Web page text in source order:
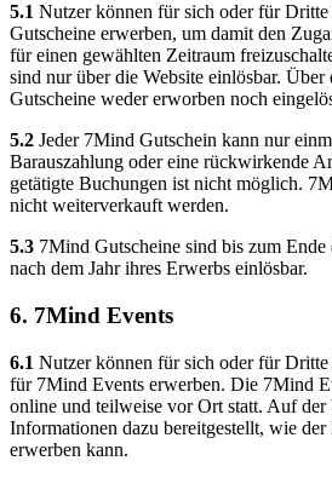
5.1 Nutzer können für sich oder für
Gutscheine erwerben, um damit den
für einen gewählten Zeitraum
sind nur über die Website einlösbar.
Gutscheine weder erworben noch
5.2 Jeder 7Mind Gutschein kann nur
Barauszahlung oder eine rückwirkende
getätigte Buchungen ist nicht möglich.
nicht weiterverkauft werden.
5.3 7Mind Gutscheine sind bis zum Ende
nach dem Jahr ihres Erwerbs einlösbar.
6. 7Mind Events
6.1 Nutzer können für sich oder für
für 7Mind Events erwerben. Die 7Mind
online und teilweise vor Ort statt. Auf der
Informationen dazu bereitgestellt, wie
erwerben kann.